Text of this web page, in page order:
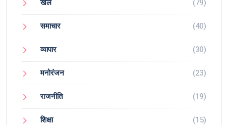
खेल (79)
समाचार (40)
व्यापार (30)
मनोरंजन (23)
राजनीति (19)
शिक्षा (15)